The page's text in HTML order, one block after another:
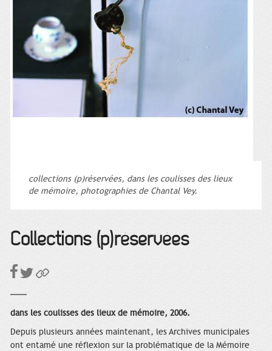
collections (p)réservées, dans les coulisses des lieux
de mémoire, photographies de Chantal Vey.
Collections (p)réservées
dans les coulisses des lieux de mémoire, 2006.
Depuis plusieurs années maintenant, les Archives municipales
ont entamé une réflexion sur la problématique de la Mémoire